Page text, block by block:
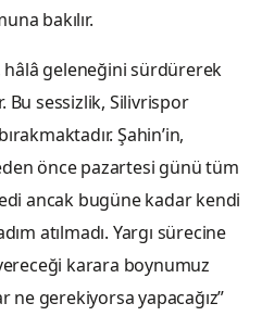
bakılır.
hâlâ geleneğini sürdürerek
Bu sessizlik, Silivrispor
Şahin’in,
önce pazartesi günü tüm
ancak bugüne kadar kendi
atılmadı. Yargı sürecine
karara boynumuz
ne gerekiyorsa yapacağız”